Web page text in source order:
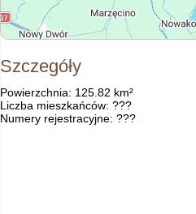
Szczegóły
Powierzchnia: 125.82 km²
Liczba mieszkańców: ???
Numery rejestracyjne: ???